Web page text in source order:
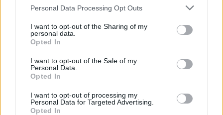
Personal Data Processing Opt Outs
I want to opt-out of the Sharing of my
personal data.
Opted In
I want to opt-out of the Sale of my
Personal Data.
Opted In
I want to opt-out of processing my
Personal Data for Targeted Advertising.
Opted In
ΣΉΜΕΡΑ
χωνάκι του παγωτού;
το χωνάκι την ίδια ημέρα